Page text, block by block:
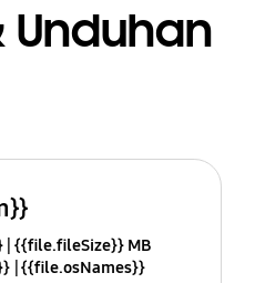
Unduhan
{{file.fileSize}} MB
{{file.osNames}}